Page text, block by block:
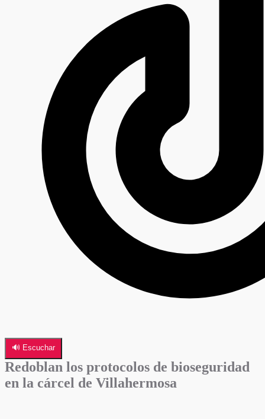
🔊 Escuchar
Redoblan los protocolos de bioseguridad
en la cárcel de Villahermosa